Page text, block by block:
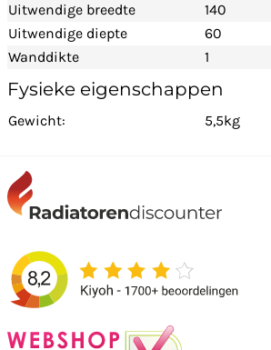
Uitwendige breedte
140
Uitwendige diepte
60
Wanddikte
1
Fysieke eigenschappen
Gewicht: 5,5kg